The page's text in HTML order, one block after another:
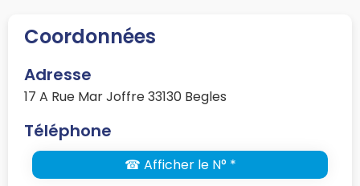
Coordonnées
Adresse
17 A Rue Mar Joffre 33130 Begles
Téléphone
☎ Afficher le N° *